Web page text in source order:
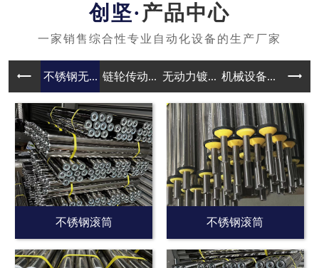
产品中心
不锈钢无... 链轮传动... 无动力镀... 机械设备... 无动
不锈钢滚筒 不锈钢滚筒